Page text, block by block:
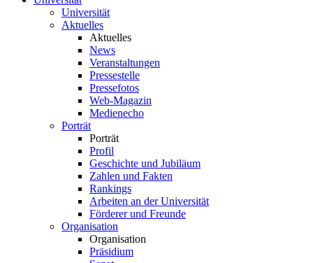
Universität
Aktuelles
Aktuelles
News
Veranstaltungen
Pressestelle
Pressefotos
Web-Magazin
Medienecho
Porträt
Porträt
Profil
Geschichte und Jubiläum
Zahlen und Fakten
Rankings
Arbeiten an der Universität
Förderer und Freunde
Organisation
Organisation
Präsidium